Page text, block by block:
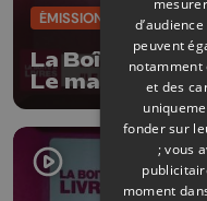
ÉMISSIONS
La Boîte à
Le manuel de
citoyen
Dehareng)
peuvent
notamment
et des
fonder sur
; vous
moment